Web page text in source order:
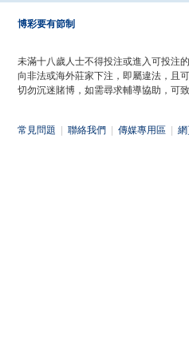
博彩要有節制
未滿十八歲人士不得投注或進入可投注的
向非法或海外莊家下注，即屬違法，且可
切勿沉迷賭博，如需尋求輔導協助，可
常見問題 聯絡我們 傳媒專用區